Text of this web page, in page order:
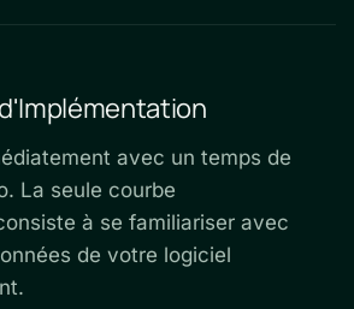
avec un temps de
La seule courbe
à se familiariser avec
de votre logiciel